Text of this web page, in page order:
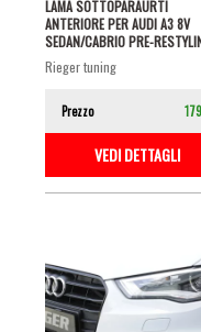
LAMA SOTTOPARAURTI
ANTERIORE PER AUDI A3 8V
SEDAN/CABRIO PRE-
CON S-LINE NERO...
rieger tuning
Prezzo
VEDI DETTAGLI